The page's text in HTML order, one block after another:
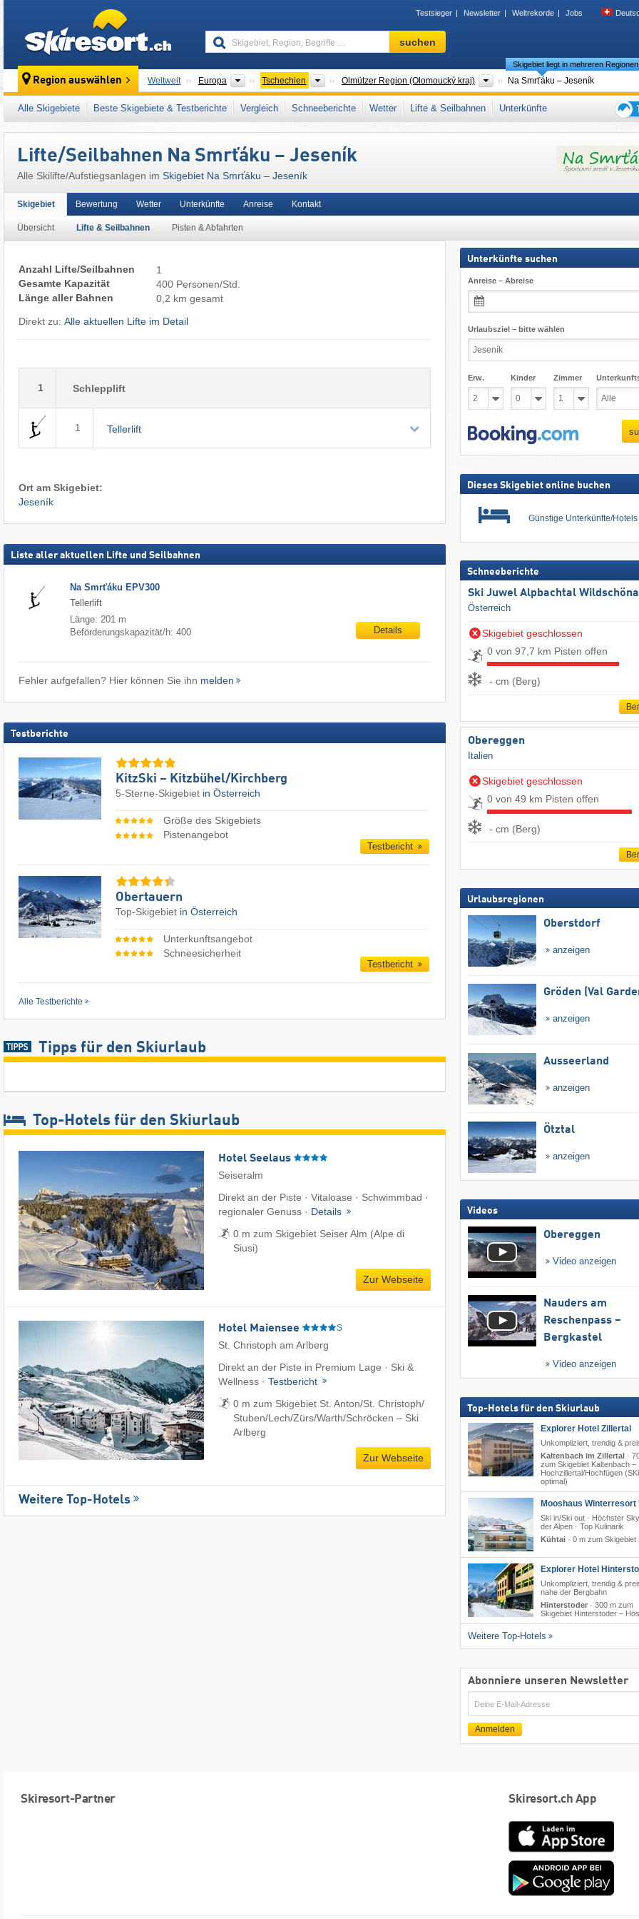
Testsieger Newsletter Weltrekorde Jobs
Skigebiet,
Region,
…
suchen
Region auswählen Weltweit Europa Kontinente
Tschechien LänderOlmützer Region (Olomoucký kraj) Regionen
Skigebiet liegt in mehreren Regionen
Na Smrťáku – Jeseník
Dieses Skigebiet liegt auch in: Zuckmanteler Bergland (Zlatohorská vrchovina) , Ostsudeten, Mittelmähren (Střední Morava),
Tschechische Sudeten
Sudeten (Sudety) Mitteleuropa
Alle Skigebiete Beste Skigebiete & Testberichte Vergleich Schneeberichte Wetter Lifte & Seilbahnen
Unterkünfte
den
Lifte/Seilbahnen Na Smrťáku – Jeseník
Alle Skilifte/Aufstiegsanlagen im Skigebiet Na Smrťáku – Jeseník
Skigebiet
Übersicht Lifte & Seilbahnen Pisten & Abfahrten
Bewertung Wetter Unterkünfte Anreise Kontakt
Anzahl Lifte/Seilbahnen
1
Gesamte Kapazität
400 Personen/Std.
Länge aller Bahnen
0,2 km gesamt
Direkt zu: Alle aktuellen Lifte im Detail
1 Schlepplift
1 Tellerlift
Ort am Skigebiet:
Jeseník
Liste aller aktuellen Lifte und Seilbahnen
Na Smrťáku EPV300
Tellerlift
Länge: 201 m
Beförderungskapazität/h: 400
Details
Fehler aufgefallen? Hier können Sie ihn melden
Testberichte
KitzSki – Kitzbühel/​Kirchberg
5-Sterne-Skigebiet in Österreich
Größe des Skigebiets
Pistenangebot
Testbericht
Obertauern
Top-Skigebiet in Österreich
Unterkunftsangebot
Schneesicherheit
Testbericht
Alle Testberichte
Tipps für den Skiurlaub
Top-Hotels für den Skiurlaub
Hotel Seelaus
Seiseralm
Direkt an der Piste · Vitaloase · Schwimmbad ·
regionaler Genuss · Details
0 m zum Skigebiet Seiser Alm (Alpe di
Siusi)
Zur Webseite
Hotel Maiensee S
St. Christoph am Arlberg
Direkt an der Piste in Premium Lage · Ski &
Wellness · Testbericht
0 m zum Skigebiet St. Anton/​St. Christoph/​
Stuben/​Lech/​Zürs/​Warth/​Schröcken – Ski
Arlberg
Zur Webseite
Weitere Top-Hotels
Unterkünfte suchen
Anreise – Abreise
Urlaubsziel – bitte wählen
Erw. Kinder Zimmer
Dieses Skigebiet online buchen
Günstige Unterkünfte/Hotels
Schneeberichte
Ski Juwel Alpbachtal
Österreich
Skigebiet geschlossen
0 von 97,7 km Pisten offen
- cm (Berg)
Obereggen
Italien
Skigebiet geschlossen
0 von 49 km Pisten offen
- cm (Berg)
Urlaubsregionen
Oberstdorf
anzeigen
Gröden (Val
anzeigen
Ausseerland
anzeigen
Ötztal
anzeigen
Videos
Obereggen
Video anzeigen
Nauders am
Reschenpass –
Bergkastel
Video anzeigen
Top-Hotels für den Skiurlaub
Explorer Hotel Zillertal
Unkompliziert, trendig &
Kaltenbach im Zillertal ·
zum Skigebiet Kaltenbach –
Hochzillertal/​Hochfügen
optimal)
Mooshaus Winterresort
Ski in/Ski out · Höchster
der Alpen · Top Kulinarik
Kühtai· 0 m zum Skigebiet
Explorer Hotel
Unkompliziert, trendig &
nahe der Bergbahn
Hinterstoder· 300 m zum
Skigebiet Hinterstoder –
Weitere Top-Hotels
Abonniere unseren Newsletter
E-
Mail
Anmelden
Skiresort-Partner Skiresort.ch App
App
Store